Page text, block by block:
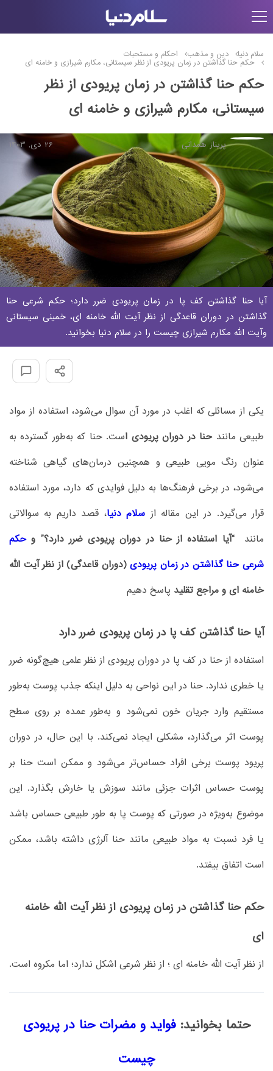
سلام دنیا دین و مذهب احکام و مستحبات
حکم حنا گذاشتن در زمان پریودی از نظر سیستانی، مکارم شیرازی و خامنه ای
حکم حنا گذاشتن در زمان پریودی از نظر
سیستانی، مکارم شیرازی و خامنه ای
پریناز همدانی 26 دی, 1403
آیا حنا گذاشتن کف پا در زمان پریودی ضرر دارد؛ حکم شرعی حنا
گذاشتن در دوران قاعدگی از نظر آیت الله خامنه ای، خمینی سیستانی
وآیت الله مکارم شیرازی چیست را در سلام دنیا بخوانید.
یکی از مسائلی که اغلب در مورد آن سوال می‌شود، استفاده از مواد
طبیعی مانندحنا در دوران پریودی است. حنا که به‌طور گسترده به
عنوان رنگ مویی طبیعی و همچنین درمان‌های گیاهی شناخته
می‌شود، در برخی فرهنگ‌ها به دلیل فوایدی که دارد، مورد استفاده
قرار می‌گیرد. در این مقاله از سلام دنیا، قصد داریم به سوالاتی
مانند“آیا استفاده از حنا در دوران پریودی ضرر دارد؟” وحکم
شرعی حنا گذاشتن در زمان پریودی(دوران قاعدگی) از نظر آیت الله
خامنه ای و مراجع تقلید پاسخ دهیم
آیا حنا گذاشتن کف پا در زمان پریودی ضرر دارد
استفاده از حنا در کف پا در دوران پریودی از نظر علمی هیچ‌گونه ضرر
یا خطری ندارد. حنا در این نواحی به دلیل اینکه جذب پوست به‌طور
مستقیم وارد جریان خون نمی‌شود و به‌طور عمده بر روی سطح
پوست اثر می‌گذارد، مشکلی ایجاد نمی‌کند. با این حال، در دوران
پریود پوست برخی افراد حساس‌تر می‌شود و ممکن است حنا بر
پوست حساس اثرات جزئی مانند سوزش یا خارش بگذارد. این
موضوع به‌ویژه در صورتی که پوست پا به طور طبیعی حساس باشد
یا فرد نسبت به مواد طبیعی مانند حنا آلرژی داشته باشد، ممکن
است اتفاق بیفتد.
حکم حنا گذاشتن در زمان پریودی از نظر آیت الله خامنه
ای
از نظر آیت الله خامنه ای ؛ از نظر شرعی اشکل ندارد؛ اما مکروه است.
حتما بخوانید:فواید و مضرات حنا در پریودی
چیست